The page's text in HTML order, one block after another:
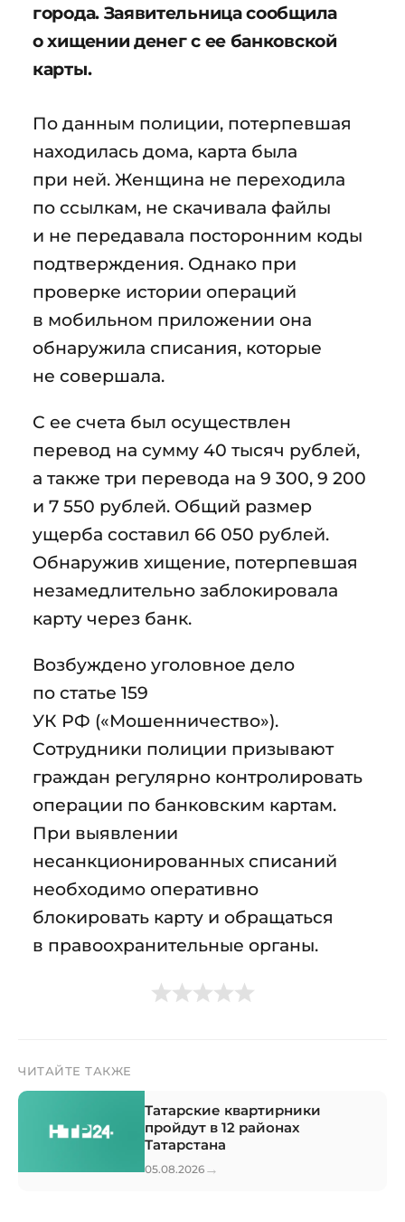
города. Заявительница сообщила
о хищении денег с ее банковской
карты.
По данным полиции, потерпевшая
находилась дома, карта была
при ней. Женщина не переходила
по ссылкам, не скачивала файлы
и не передавала посторонним коды
подтверждения. Однако при
проверке истории операций
в мобильном приложении она
обнаружила списания, которые
не совершала.
С ее счета был осуществлен
перевод на сумму 40 тысяч рублей,
а также три перевода на 9 300, 9 200
и 7 550 рублей. Общий размер
ущерба составил 66 050 рублей.
Обнаружив хищение, потерпевшая
незамедлительно заблокировала
карту через банк.
Возбуждено уголовное дело
по статье 159
УК РФ («Мошенничество»).
Сотрудники полиции призывают
граждан регулярно контролировать
операции по банковским картам.
При выявлении
несанкционированных списаний
необходимо оперативно
блокировать карту и обращаться
в правоохранительные органы.
ЧИТАЙТЕ ТАКЖЕ
Татарские квартирники
пройдут в 12 районах
Татарстана
05.08.2026 →